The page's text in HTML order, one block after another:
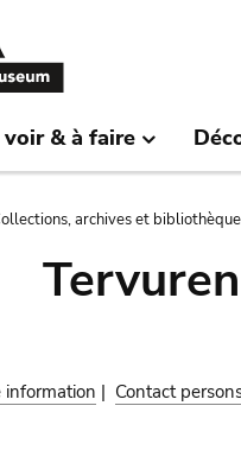
& à faire
archives et
information | Contact